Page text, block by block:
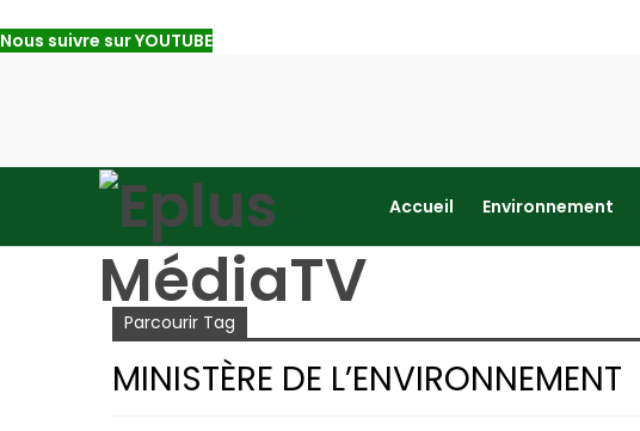
Nous suivre sur YOUTUBE
Accueil Environnement
Accueil Ministère de l’environnement
Parcourir Tag
MINISTÈRE DE L’ENVIRONNEMENT